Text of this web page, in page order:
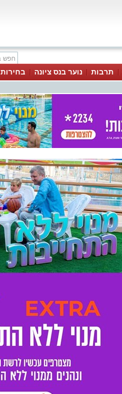
תרבות נוער בנס ציונה בחירות 2026